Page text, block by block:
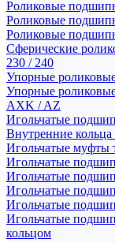
Роликовые
Роликовые
Роликовые
Сферические
230 / 240
Упорные
Упорные
AXK / AZ
Игольчатые
Внутренние
Игольчатые муфты
Игольчатые
Игольчатые
Игольчатые
Игольчатые
Игольчатые
кольцом